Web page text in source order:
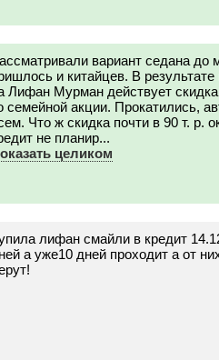
вариант седана до
и китайцев. В
Лифан Мурман действует скидка
семейной акции. Прокатились,
Что ж скидка почти в 90 т. р.
не планир...
целиком
лифан смайли в кредит
а уже10 дней проходит а от